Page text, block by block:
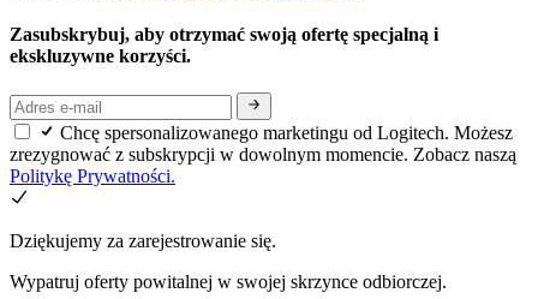
Zasubskrybuj, aby otrzymać swoją ofertę specjalną i
ekskluzywne korzyści.
Chcę spersonalizowanego marketingu od Logitech. Możesz
zrezygnować z subskrypcji w dowolnym momencie. Zobacz naszą
Politykę Prywatności.
Dziękujemy za zarejestrowanie się.
Wypatruj oferty powitalnej w swojej skrzynce odbiorczej.